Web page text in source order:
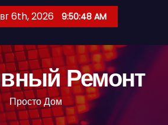
6th, 2026 9:50:49 AM
Ремонт
Просто Дом